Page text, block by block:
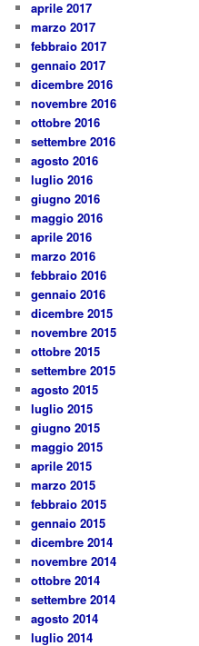
aprile 2017
marzo 2017
febbraio 2017
gennaio 2017
dicembre 2016
novembre 2016
ottobre 2016
settembre 2016
agosto 2016
luglio 2016
giugno 2016
maggio 2016
aprile 2016
marzo 2016
febbraio 2016
gennaio 2016
dicembre 2015
novembre 2015
ottobre 2015
settembre 2015
agosto 2015
luglio 2015
giugno 2015
maggio 2015
aprile 2015
marzo 2015
febbraio 2015
gennaio 2015
dicembre 2014
novembre 2014
ottobre 2014
settembre 2014
agosto 2014
luglio 2014